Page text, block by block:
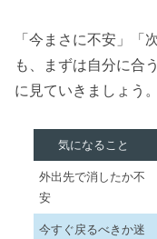
「今まさに不安」「
も、まずは自分に合
に見ていきましょう。
気になること
外出先で消したか不
安
今すぐ戻るべきか迷